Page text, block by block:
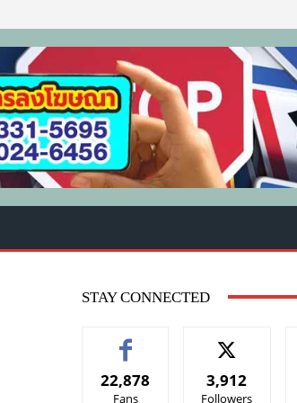
STAY CONNECTED
22,878
Fans
3,912
Followers